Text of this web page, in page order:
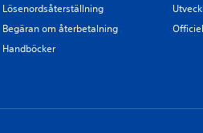
Lösenordsåterställning
Begäran om återbetalning
Handböcker